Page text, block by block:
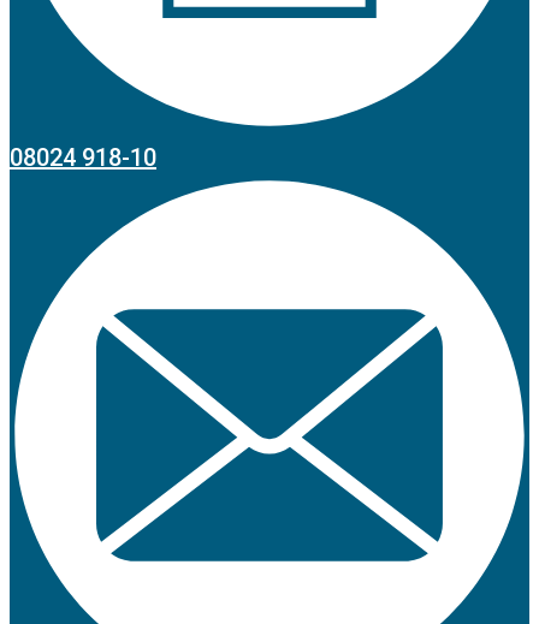
08024 918-10